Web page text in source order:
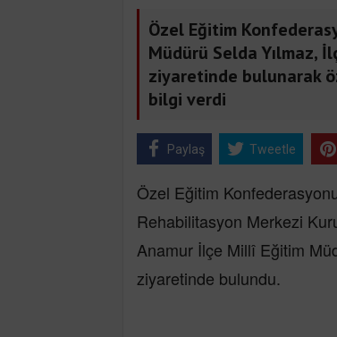
Özel Eğitim
Müdürü Selda Yılmaz,
ziyaretinde bulunarak
bilgi verdi
Paylaş Tweetle
Özel Eğitim
Rehabilitasyon Merkezi
Anamur İlçe Millî Eğitim
ziyaretinde bulundu.